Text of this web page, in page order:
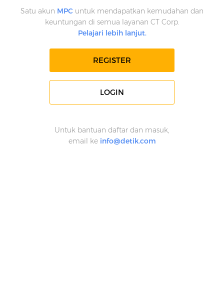
Satu akun MPC untuk mendapatkan kemudahan dan
keuntungan di semua layanan CT Corp.
Pelajari lebih lanjut.
REGISTER
LOGIN
Untuk bantuan daftar dan masuk,
email ke info@detik.com